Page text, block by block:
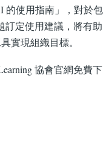
的使用指南」，對於包
訂定使用建議，將有助
實現組織目標。
協會官網免費下